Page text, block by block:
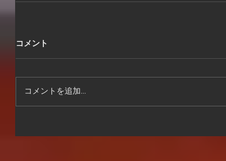
コメント
コメントを追加…